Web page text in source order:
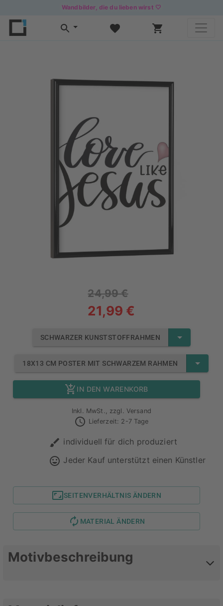
Wandbilder, die du lieben wirst 🤍
24,99 €
21,99 €
SCHWARZER KUNSTSTOFFRAHMEN
18X13 CM POSTER MIT SCHWARZEM RAHMEN
IN DEN WARENKORB
Inkl. MwSt., zzgl. Versand
Lieferzeit: 2-7 Tage
individuell für dich produziert
Jeder Kauf unterstützt einen Künstler
SEITENVERHÄLTNIS ÄNDERN
MATERIAL ÄNDERN
Motivbeschreibung